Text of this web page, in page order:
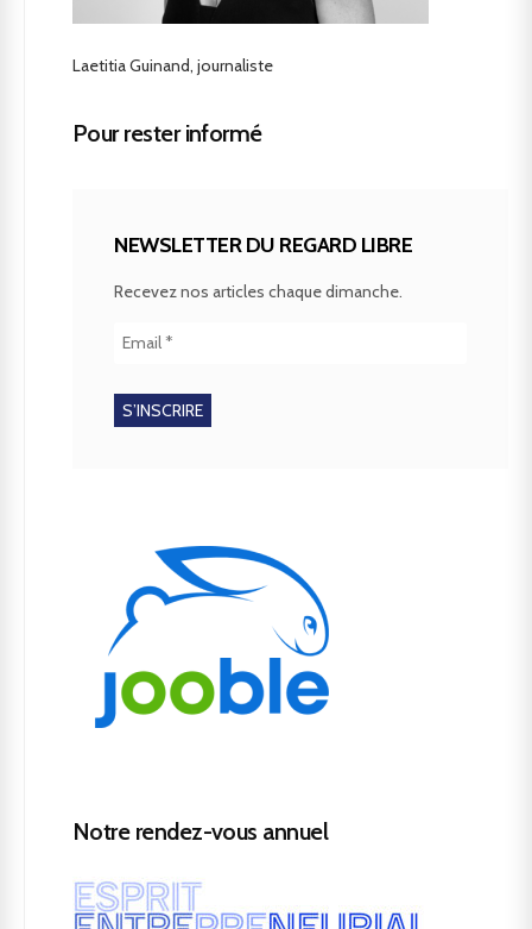
Laetitia Guinand, journaliste
Pour rester informé
NEWSLETTER DU REGARD LIBRE
Recevez nos articles chaque dimanche.
Notre rendez-vous annuel